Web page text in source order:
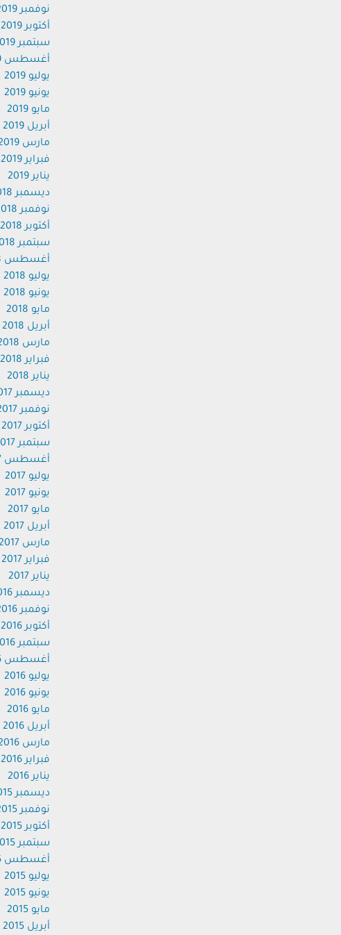
نوفمبر 2019
أكتوبر 2019
سبتمبر 2019
أغسطس 2019
يوليو 2019
يونيو 2019
مايو 2019
أبريل 2019
مارس 2019
فبراير 2019
يناير 2019
ديسمبر 2018
نوفمبر 2018
أكتوبر 2018
سبتمبر 2018
أغسطس 2018
يوليو 2018
يونيو 2018
مايو 2018
أبريل 2018
مارس 2018
فبراير 2018
يناير 2018
ديسمبر 2017
نوفمبر 2017
أكتوبر 2017
سبتمبر 2017
أغسطس 2017
يوليو 2017
يونيو 2017
مايو 2017
أبريل 2017
مارس 2017
فبراير 2017
يناير 2017
ديسمبر 2016
نوفمبر 2016
أكتوبر 2016
سبتمبر 2016
أغسطس 2016
يوليو 2016
يونيو 2016
مايو 2016
أبريل 2016
مارس 2016
فبراير 2016
يناير 2016
ديسمبر 2015
نوفمبر 2015
أكتوبر 2015
سبتمبر 2015
أغسطس 2015
يوليو 2015
يونيو 2015
مايو 2015
أبريل 2015